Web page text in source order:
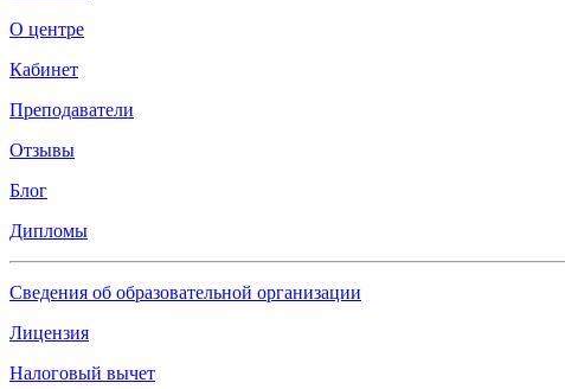
О центре
Кабинет
Преподаватели
Отзывы
Блог
Дипломы
Сведения об образовательной организации
Лицензия
Налоговый вычет